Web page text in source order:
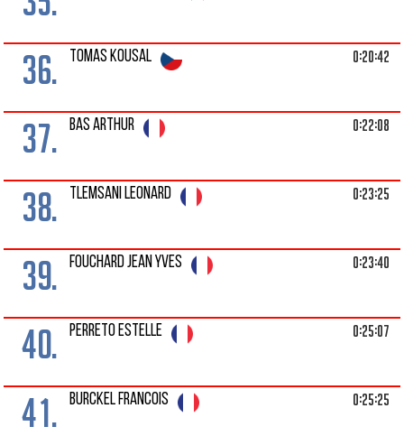
36.
TOMAS KOUSAL 0:20:42
37. BAS ARTHUR 0:22:08
38. TLEMSANI LEONARD 0:23:25
39. FOUCHARD JEAN YVES 0:23:40
40. PERRETO ESTELLE 0:25:07
41. BURCKEL FRANCOIS 0:25:25